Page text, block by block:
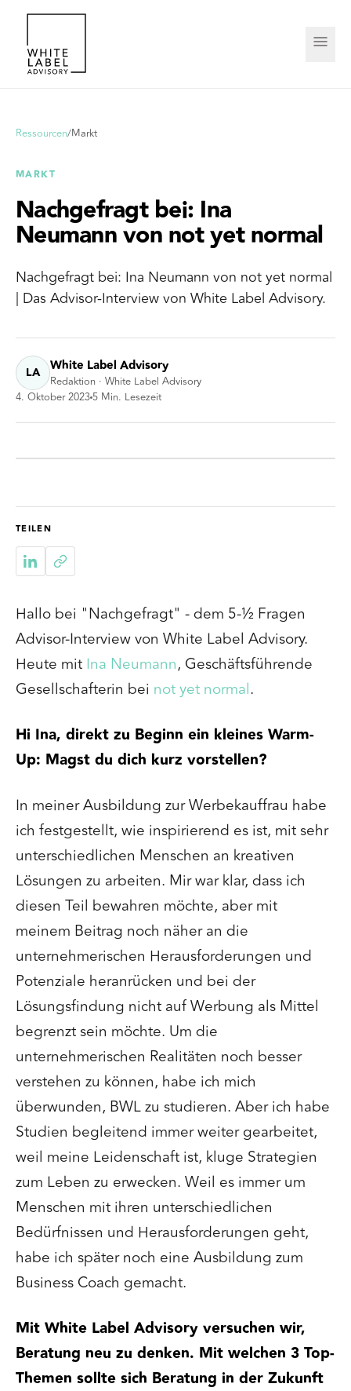
Ressourcen/Markt
MARKT
Nachgefragt bei: Ina
Neumann von not yet normal
Nachgefragt bei: Ina Neumann von not yet normal
| Das Advisor-Interview von White Label Advisory.
LA White Label Advisory
Redaktion · White Label Advisory
4. Oktober 2023 5 Min. Lesezeit
TEILEN
Hallo bei "Nachgefragt" - dem 5-½ Fragen
Advisor-Interview von White Label Advisory.
Heute mit Ina Neumann, Geschäftsführende
Gesellschafterin bei not yet normal.
Hi Ina, direkt zu Beginn ein kleines Warm-
Up: Magst du dich kurz vorstellen?
In meiner Ausbildung zur Werbekauffrau habe
ich festgestellt, wie inspirierend es ist, mit sehr
unterschiedlichen Menschen an kreativen
Lösungen zu arbeiten. Mir war klar, dass ich
diesen Teil bewahren möchte, aber mit
meinem Beitrag noch näher an die
unternehmerischen Herausforderungen und
Potenziale heranrücken und bei der
Lösungsfindung nicht auf Werbung als Mittel
begrenzt sein möchte. Um die
unternehmerischen Realitäten noch besser
verstehen zu können, habe ich mich
überwunden, BWL zu studieren. Aber ich habe
Studien begleitend immer weiter gearbeitet,
weil meine Leidenschaft ist, kluge Strategien
zum Leben zu erwecken. Weil es immer um
Menschen mit ihren unterschiedlichen
Bedürfnissen und Herausforderungen geht,
habe ich später noch eine Ausbildung zum
Business Coach gemacht.
Mit White Label Advisory versuchen wir,
Beratung neu zu denken. Mit welchen 3 Top-
Themen sollte sich Beratung in der Zukunft